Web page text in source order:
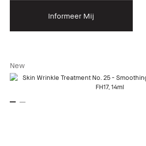
Informeer Mij
New